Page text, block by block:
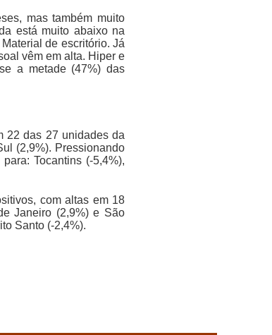
mas também muito
está muito abaixo na
de escritório. Já
vêm em alta. Hiper e
a metade (47%) das
22 das 27 unidades da
(2,9%). Pressionando
Tocantins (-5,4%),
com altas em 18
Janeiro (2,9%) e São
Santo (-2,4%).